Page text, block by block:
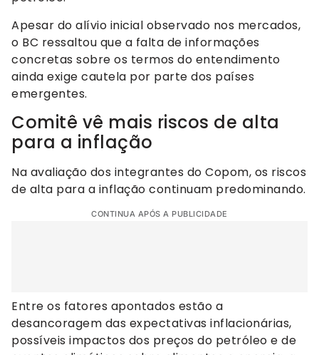
Apesar do alívio inicial observado nos mercados,
o BC ressaltou que a falta de informações
concretas sobre os termos do entendimento
ainda exige cautela por parte dos países
emergentes.
Comitê vê mais riscos de alta
para a inflação
Na avaliação dos integrantes do Copom, os riscos
de alta para a inflação continuam predominando.
CONTINUA APÓS A PUBLICIDADE
Entre os fatores apontados estão a
desancoragem das expectativas inflacionárias,
possíveis impactos dos preços do petróleo e de